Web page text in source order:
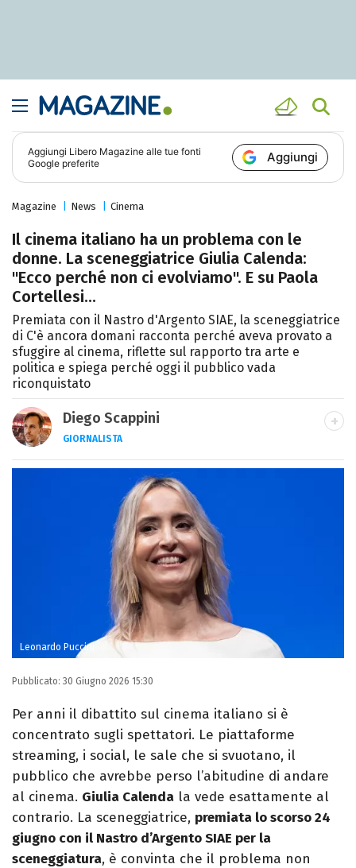
Aggiungi Libero Magazine alle tue fonti
Google preferite
Aggiungi
Magazine News Cinema
Il cinema italiano ha un problema con le
donne. La sceneggiatrice Giulia Calenda:
"Ecco perché non ci evolviamo". E su Paola
Cortellesi...
Premiata con il Nastro d'Argento SIAE, la sceneggiatrice
di C'è ancora domani racconta perché aveva provato a
sfuggire al cinema, riflette sul rapporto tra arte e
politica e spiega perché oggi il pubblico vada
riconquistato
Diego Scappini
GIORNALISTA
Classe 1987, lo sport è il mio habitat
naturale ma sono appassionato anche di
TV, serie e cinema, soprattutto horror.
Leonardo Puccini
Pubblicato: 30 Giugno 2026 15:30
Per anni il dibattito sul cinema italiano si è
concentrato sugli spettatori. Le piattaforme
streaming, i social, le sale che si svuotano, il
pubblico che avrebbe perso l’abitudine di andare
al cinema. Giulia Calenda la vede esattamente al
contrario. La sceneggiatrice, premiata lo scorso 24
giugno con il Nastro d’Argento SIAE per la
sceneggiatura, è convinta che il problema non